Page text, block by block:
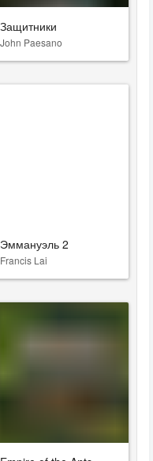
Защитники
John Paesano
Эммануэль 2
Francis Lai